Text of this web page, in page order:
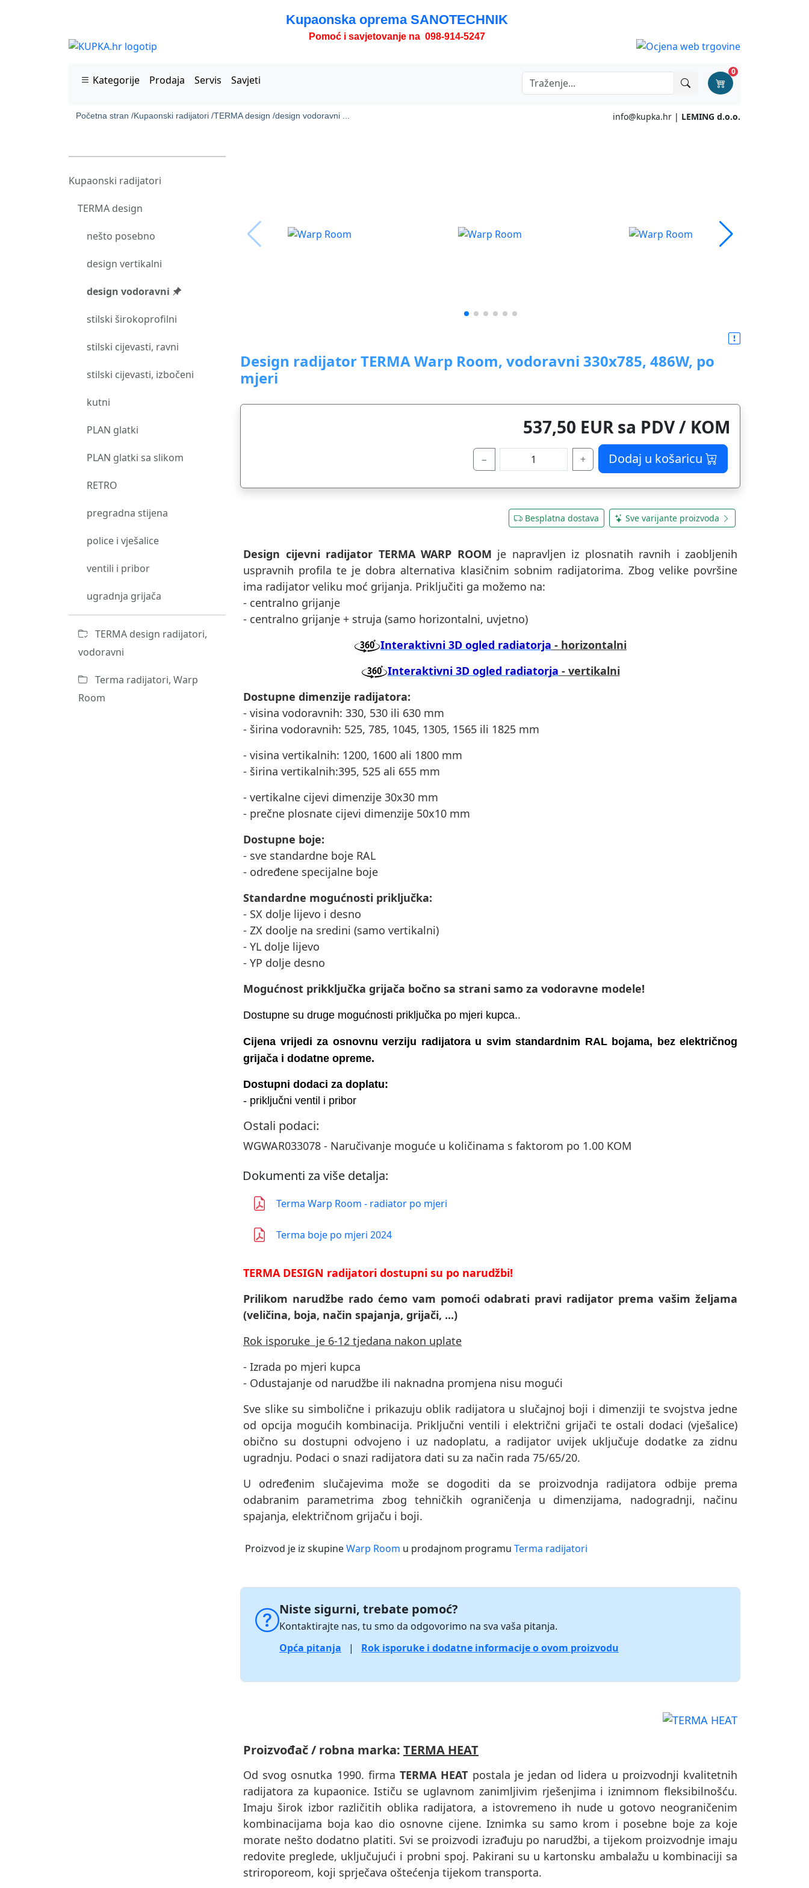
Kupaonska oprema SANOTECHNIK
Pomoć i savjetovanje na 098-914-5247
Kategorije Prodaja Servis Savjeti
0
Početna stran /Kupaonski radijatori /TERMA design /design vodoravni ... info@kupka.hr | LEMING d.o.o.
Kupaonski radijatori
TERMA design
nešto posebno
design vertikalni
design vodoravni
stilski širokoprofilni
stilski cijevasti, ravni
stilski cijevasti, izbočeni
kutni
PLAN glatki
PLAN glatki sa slikom
RETRO
pregradna stijena
police i vješalice
ventili i pribor
ugradnja grijača
TERMA design radijatori,
vodoravni
Terma radijatori, Warp
Room
Design radijator TERMA Warp Room, vodoravni 330x785, 486W, po
mjeri
537,50 EUR sa PDV / KOM
− + Dodaj u košaricu
Besplatna dostava Sve varijante proizvoda
Design cijevni radijator TERMA WARP ROOM je napravljen iz plosnatih ravnih i zaobljenih
uspravnih profila te je dobra alternativa klasičnim sobnim radijatorima. Zbog velike površine
ima radijator veliku moć grijanja. Priključiti ga možemo na:
- centralno grijanje
- centralno grijanje + struja (samo horizontalni, uvjetno)
Interaktivni 3D ogled radiatorja - horizontalni
Interaktivni 3D ogled radiatorja - vertikalni
Dostupne dimenzije radijatora:
- visina vodoravnih: 330, 530 ili 630 mm
- širina vodoravnih: 525, 785, 1045, 1305, 1565 ili 1825 mm
- visina vertikalnih: 1200, 1600 ali 1800 mm
- širina vertikalnih:395, 525 ali 655 mm
- vertikalne cijevi dimenzije 30x30 mm
- prečne plosnate cijevi dimenzije 50x10 mm
Dostupne boje:
- sve standardne boje RAL
- određene specijalne boje
Standardne mogućnosti priključka:
- SX dolje lijevo i desno
- ZX doolje na sredini (samo vertikalni)
- YL dolje lijevo
- YP dolje desno
Mogućnost prikključka grijača bočno sa strani samo za vodoravne modele!
Dostupne su druge mogućnosti priključka po mjeri kupca..
Cijena vrijedi za osnovnu verziju radijatora u svim standardnim RAL bojama, bez električnog
grijača i dodatne opreme.
Dostupni dodaci za doplatu:
- priključni ventil i pribor
Ostali podaci:
WGWAR033078 - Naručivanje moguće u količinama s faktorom po 1.00 KOM
Dokumenti za više detalja:
Terma Warp Room - radiator po mjeri
Terma boje po mjeri 2024
TERMA DESIGN radijatori dostupni su po narudžbi!
Prilikom narudžbe rado ćemo vam pomoći odabrati pravi radijator prema vašim željama
(veličina, boja, način spajanja, grijači, ...)
Rok isporuke je 6-12 tjedana nakon uplate
- Izrada po mjeri kupca
- Odustajanje od narudžbe ili naknadna promjena nisu mogući
Sve slike su simbolične i prikazuju oblik radijatora u slučajnoj boji i dimenziji te svojstva jedne
od opcija mogućih kombinacija. Priključni ventili i električni grijači te ostali dodaci (vješalice)
obično su dostupni odvojeno i uz nadoplatu, a radijator uvijek uključuje dodatke za zidnu
ugradnju. Podaci o snazi ​​radijatora dati su za način rada 75/65/20.
U određenim slučajevima može se dogoditi da se proizvodnja radijatora odbije prema
odabranim parametrima zbog tehničkih ograničenja u dimenzijama, nadogradnji, načinu
spajanja, električnom grijaču i boji.
Proizvod je iz skupineWarp Room u prodajnom programu Terma radijatori
Niste sigurni, trebate pomoć?
Kontaktirajte nas, tu smo da odgovorimo na sva vaša pitanja.
Opća pitanja
| Rok isporuke i dodatne informacije o ovom proizvodu
Proizvođač / robna marka: TERMA HEAT
Od svog osnutka 1990. firmaTERMA HEAT postala je jedan od lidera u proizvodnji kvalitetnih
radijatora za kupaonice. Ističu se uglavnom zanimljivim rješenjima i iznimnom fleksibilnošću.
Imaju širok izbor različitih oblika radijatora, a istovremeno ih nude u gotovo neograničenim
kombinacijama boja kao dio osnovne cijene. Iznimka su samo krom i posebne boje za koje
morate nešto dodatno platiti. Svi se proizvodi izrađuju po narudžbi, a tijekom proizvodnje imaju
redovite preglede, uključujući i probni spoj. Pakirani su u kartonsku ambalažu u kombinaciji sa
striroporeom, koji sprječava oštećenja tijekom transporta.